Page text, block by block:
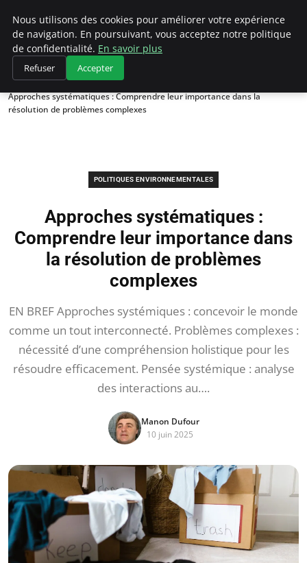
Climategatecountryclub.com
Accueil
Politiques environnementales
Approches systématiques : Comprendre leur importance dans la
résolution de problèmes complexes
POLITIQUES ENVIRONNEMENTALES
Approches systématiques :
Comprendre leur importance dans
la résolution de problèmes
complexes
EN BREF Approches systémiques : concevoir le monde
comme un tout interconnecté. Problèmes complexes :
nécessité d’une compréhension holistique pour les
résoudre efficacement. Pensée systémique : analyse
des interactions au….
Manon Dufour
10 juin 2025
Nous utilisons des cookies pour améliorer votre expérience
de navigation. En poursuivant, vous acceptez notre politique
de confidentialité. En savoir plus
Refuser Accepter